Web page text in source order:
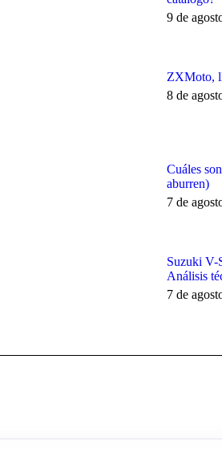
9 de
ZXMoto,
8 de
Cuáles
aburren)
7 de
Suzuki V-
Análisis
7 de